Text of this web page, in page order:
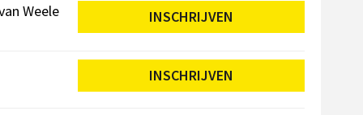
Weele INSCHRIJVEN
INSCHRIJVEN